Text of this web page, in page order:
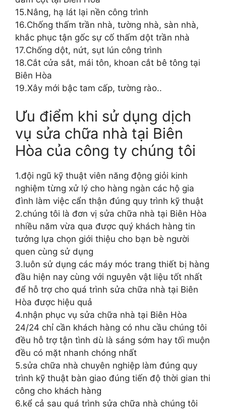
15.Nâng, hạ lát lại nền công trình
16.Chống thấm trần nhà, tường nhà, sàn nhà,
khắc phục tận gốc sự cố thấm dột trần nhà
17.Chống dột, nứt, sụt lún công trình
18.Cắt cửa sắt, mái tôn, khoan cắt bê tông tại
Biên Hòa
19.Xây mới bậc tam cấp, tường rào..
Ưu điểm khi sử dụng dịch
vụ sửa chữa nhà tại Biên
Hòa của công ty chúng tôi
1.đội ngũ kỹ thuật viên năng động giỏi kinh
nghiệm từng xử lý cho hàng ngàn các hộ gia
đình làm việc cẩn thận đúng quy trình kỹ thuật
2.chúng tôi là đơn vị sửa chữa nhà tại Biên Hòa
nhiều năm vừa qua được quý khách hàng tin
tưởng lựa chọn giới thiệu cho bạn bè người
quen cùng sử dụng
3.luôn sử dụng các máy móc trang thiết bị hàng
đầu hiện nay cùng với nguyên vật liệu tốt nhất
để hỗ trợ cho quá trình sửa chữa nhà tại Biên
Hòa được hiệu quả
4.nhận phục vụ sửa chữa nhà tại Biên Hòa
24/24 chỉ cần khách hàng có nhu cầu chúng tôi
đều hỗ trợ tận tình dù là sáng sớm hay tối muộn
đều có mặt nhanh chóng nhất
5.sửa chữa nhà chuyên nghiệp làm đúng quy
trình kỹ thuật bàn giao đúng tiến độ thời gian thi
công cho khách hàng
6.kể cả sau quá trình sửa chữa nhà chúng tôi